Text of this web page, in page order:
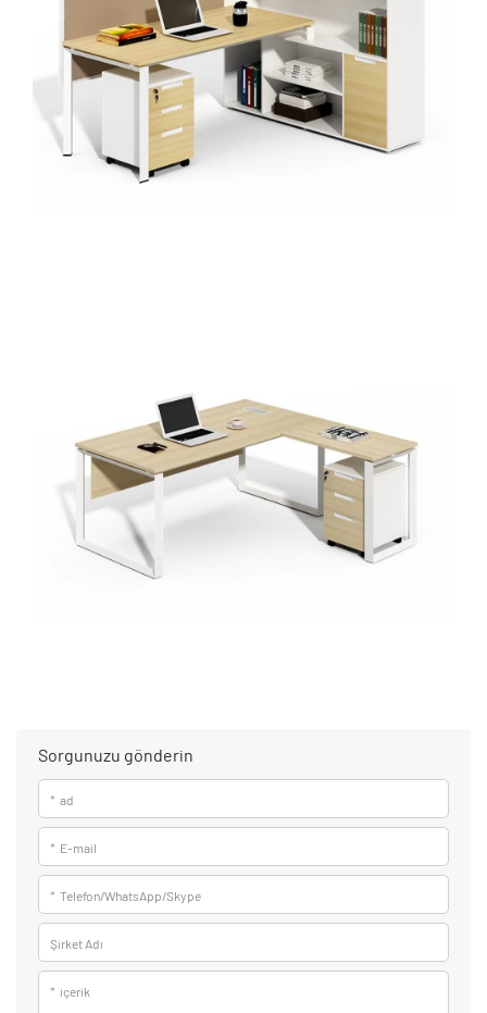
Sorgunuzu gönderin
* ad
* E-mail
* Telefon/WhatsApp/Skype
Şirket Adı
* içerik